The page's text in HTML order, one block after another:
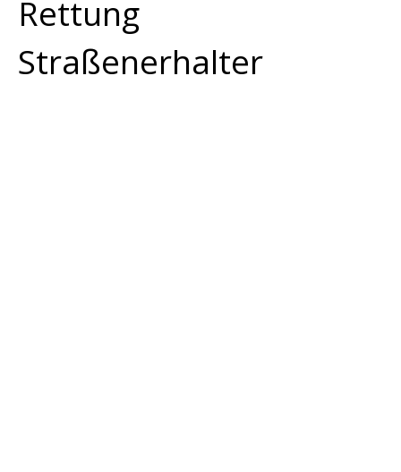
Rettung
Straßenerhalter